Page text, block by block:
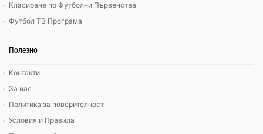
Класиране по Футболни Първенства
Футбол ТВ Програма
Полезно
Контакти
За нас
Политика за поверителност
Условия и Правила